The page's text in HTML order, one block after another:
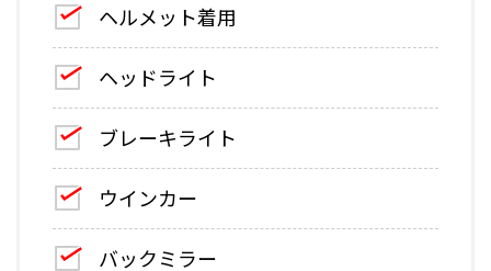
ヘルメット着用
ヘッドライト
ブレーキライト
ウインカー
バックミラー